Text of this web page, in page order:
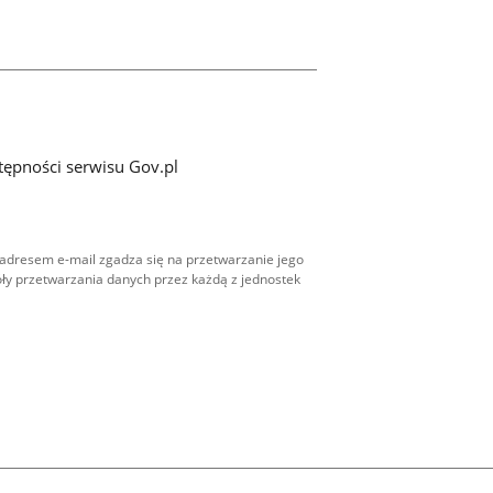
serwisu Gov.pl
e-mail zgadza się na przetwarzanie jego
przetwarzania danych przez każdą z jednostek